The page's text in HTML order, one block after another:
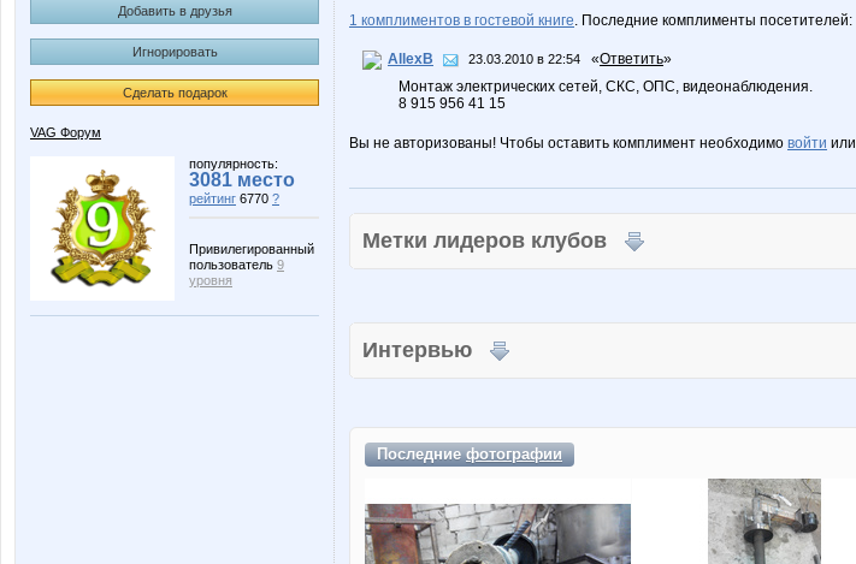
Добавить в друзья
Игнорировать
Сделать подарок
VAG Форум
популярность:
3081 место
рейтинг 6770 ?
Привилегированный
пользователь 9
уровня
1 комплиментов в гостевой книге. Последние комплименты посетителей:
AllexB 23.03.2010 в 22:54 «Ответить»
Монтаж электрических сетей, СКС, ОПС, видеонаблюдения.
8 915 956 41 15
Вы не авторизованы! Чтобы оставить комплимент необходимо войти или
Метки лидеров клубов
Интервью
Последниефотографии